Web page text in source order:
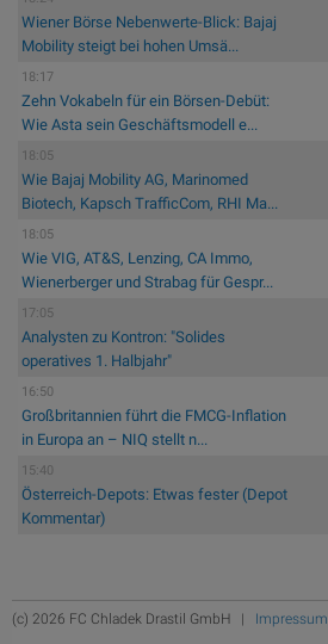
Wiener Börse Nebenwerte-Blick: Bajaj
Mobility steigt bei hohen Umsä...
18:17
Zehn Vokabeln für ein Börsen-Debüt:
Wie Asta sein Geschäftsmodell e...
18:05
Wie Bajaj Mobility AG, Marinomed
Biotech, Kapsch TrafficCom, RHI Ma...
18:05
Wie VIG, AT&S, Lenzing, CA Immo,
Wienerberger und Strabag für Gespr...
17:05
Analysten zu Kontron: "Solides
operatives 1. Halbjahr"
16:50
Großbritannien führt die FMCG-Inflation
in Europa an – NIQ stellt n...
15:40
Österreich-Depots: Etwas fester (Depot
Kommentar)
(c) 2026 FC Chladek Drastil GmbH | Impressum